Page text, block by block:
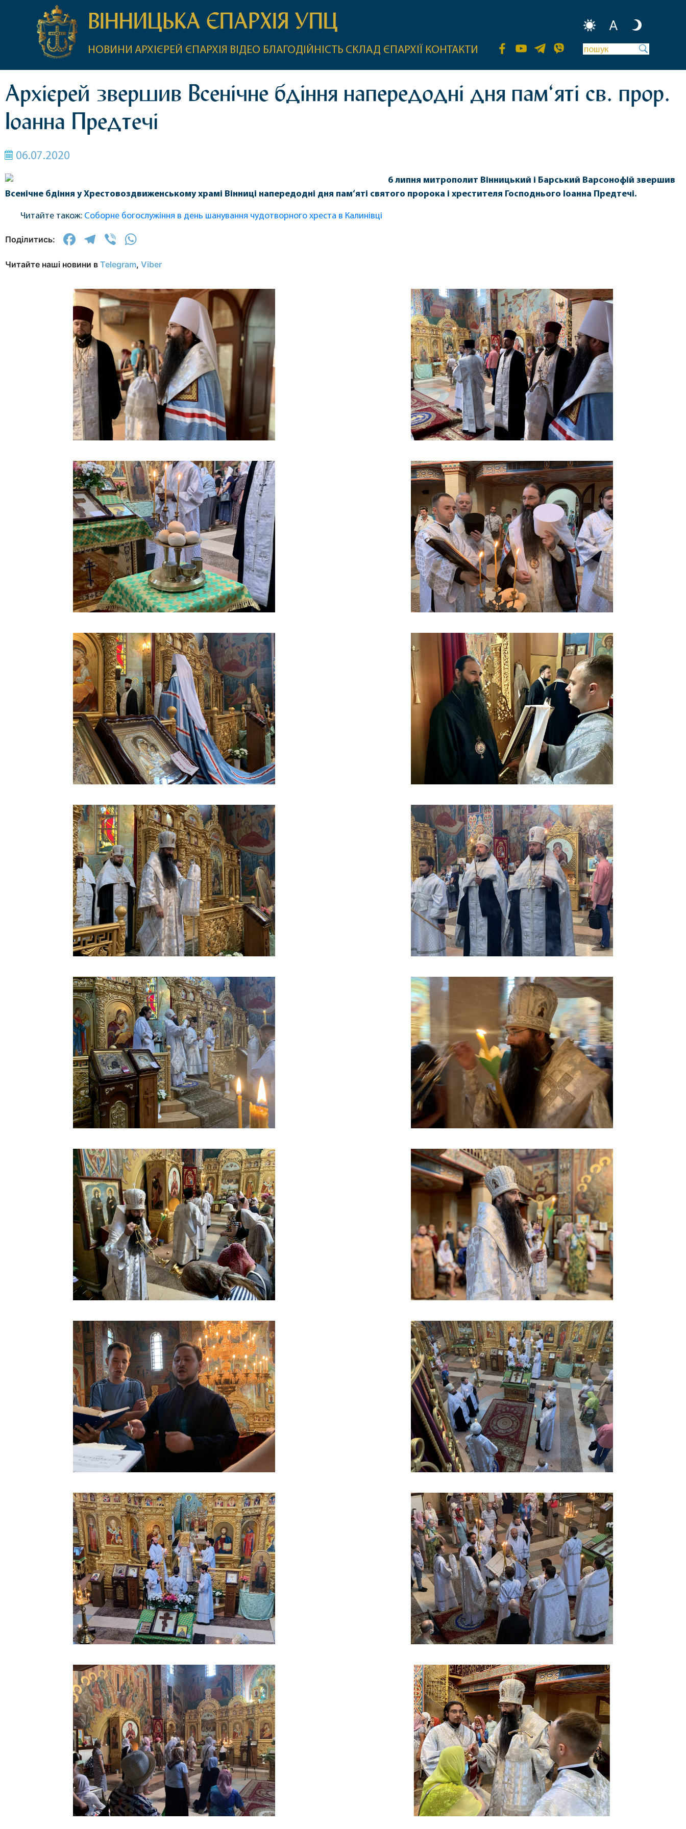
A
ВІННИЦЬКА ЄПАРХІЯ УПЦ
НОВИНИ АРХІЄРЕЙ ЄПАРХІЯ ВІДЕО БЛАГОДІЙНІСТЬ СКЛАД ЄПАРХІЇ КОНТАКТИ
Архієрей звершив Всенічне бдіння напередодні дня пам‘яті св. прор.
Іоанна Предтечі
06.07.2020
6 липня митрополит Вінницький і Барський Варсонофій звершив
Всенічне бдіння у Хрестовоздвиженському храмі Вінниці напередодні дня пам‘яті святого пророка і хрестителя Господнього Іоанна Предтечі.
Читайте також: Соборне богослужіння в день шанування чудотворного хреста в Калинівці
Поділитись: Facebook
Telegram
Viber
Читайте наші новини в Telegram, Viber